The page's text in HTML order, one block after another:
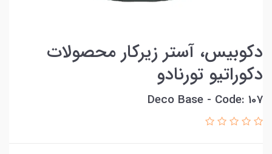
دکوبیس، آستر زیرکار محصولات
دکوراتیو تورنادو
Deco Base - Code: 107